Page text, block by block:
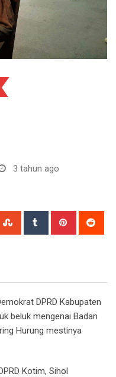
3 tahun ago
StumbleUpon
Tumblr Pinterest
DPRD Kabupaten
beluk mengenai Badan
Hurung mestinya
Kotim, Sihol